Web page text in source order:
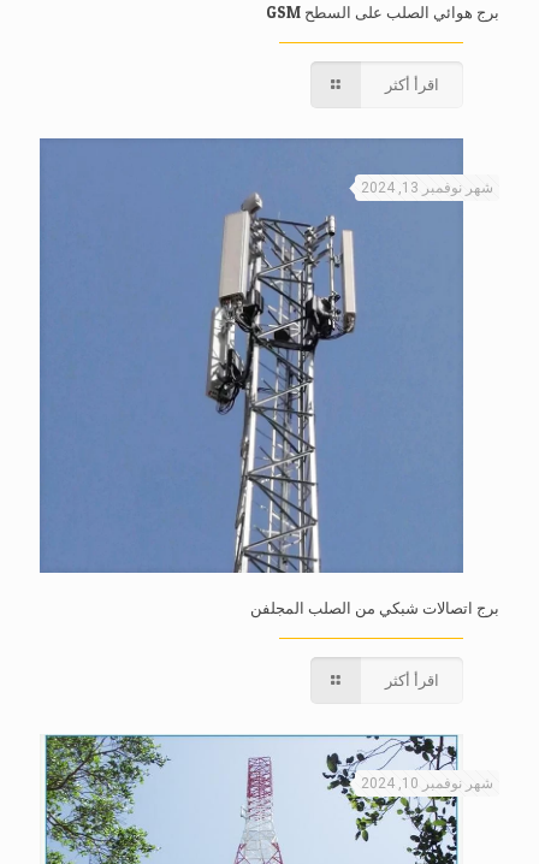
برج هوائي الصلب على السطح GSM
اقرأ أكثر
شهر نوفمبر 13, 2024
برج اتصالات شبكي من الصلب المجلفن
اقرأ أكثر
شهر نوفمبر 10, 2024